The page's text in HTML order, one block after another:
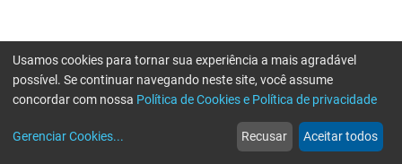
web
Notícias
more_horiz
Mais
Usamos cookies para tornar sua experiência a mais agradável
possível. Se continuar navegando neste site, você assume
concordar com nossa Política de Cookies e Política de privacidade
Gerenciar Cookies... Recusar Aceitar todos
Erro ao enviar informações, por favor tente novamente